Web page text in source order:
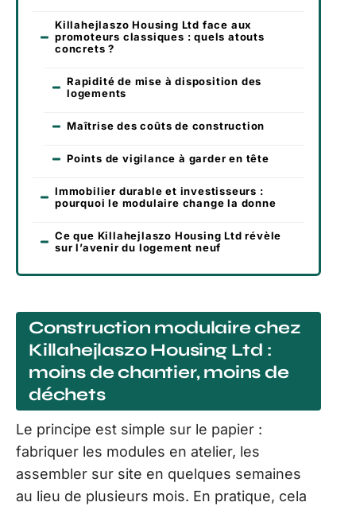
Killahejlaszo Housing Ltd face aux
promoteurs classiques : quels atouts
concrets ?
Rapidité de mise à disposition des
logements
Maîtrise des coûts de construction
Points de vigilance à garder en tête
Immobilier durable et investisseurs :
pourquoi le modulaire change la donne
Ce que Killahejlaszo Housing Ltd révèle
sur l’avenir du logement neuf
Construction modulaire chez
Killahejlaszo Housing Ltd :
moins de chantier, moins de
déchets
Le principe est simple sur le papier :
fabriquer les modules en atelier, les
assembler sur site en quelques semaines
au lieu de plusieurs mois. En pratique, cela